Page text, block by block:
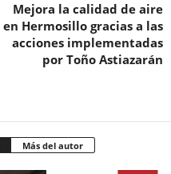
Mejora la calidad de aire
en Hermosillo gracias a las
acciones implementadas
por Toño Astiazarán
Más del autor